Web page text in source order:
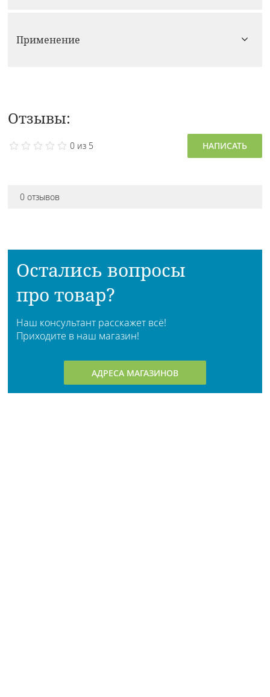
Применение
Отзывы:
0 из 5 НАПИСАТЬ
0 отзывов
Остались вопросы
про товар?
Наш консультант расскажет всё!
Приходите в наш магазин!
АДРЕСА МАГАЗИНОВ